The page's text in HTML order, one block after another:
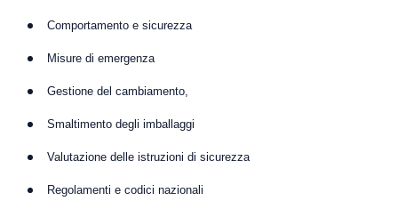
Comportamento e sicurezza
Misure di emergenza
Gestione del cambiamento,
Smaltimento degli imballaggi
Valutazione delle istruzioni di sicurezza
Regolamenti e codici nazionali